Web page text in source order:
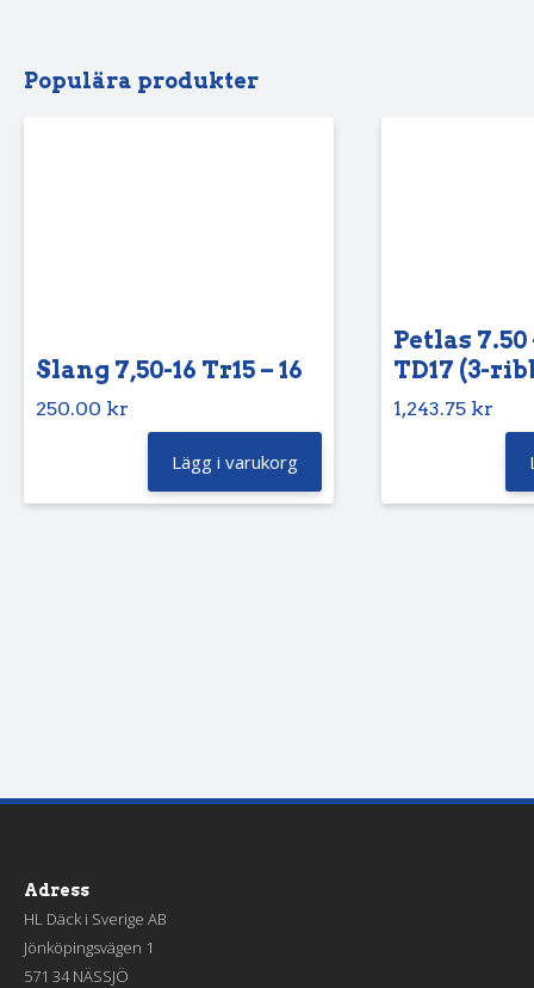
Populära produkter
Slang 7,50-16 Tr15 – 16
250.00 kr
Lägg i varukorg
Petlas 7.50
TD17 (3-
1,243.75 kr
Adress
HL Däck i Sverige AB
Jönköpingsvägen 1
571 34 NÄSSJÖ